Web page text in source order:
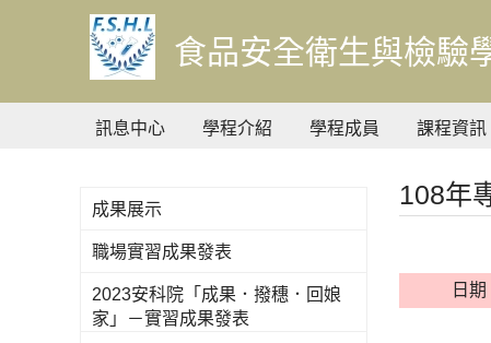
主
要
內
容
食品安全衛生與檢驗
訊息中心 學程介紹 學程成員 課程資訊
108年
日期
成果展示
職場實習成果發表
2023安科院「成果．撥穗．回娘
家」－實習成果發表